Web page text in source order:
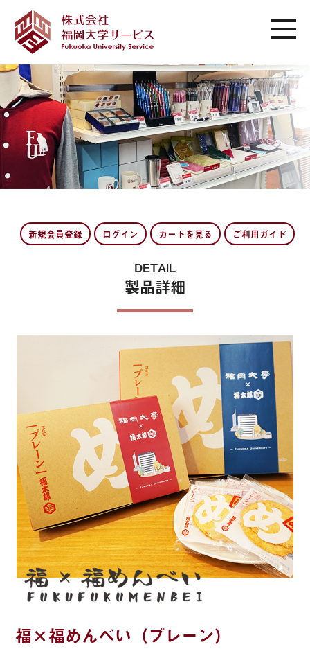
新規会員登録 ログイン カートを見る ご利用ガイド
DETAIL
製品詳細
福×福めんべい（プレーン）